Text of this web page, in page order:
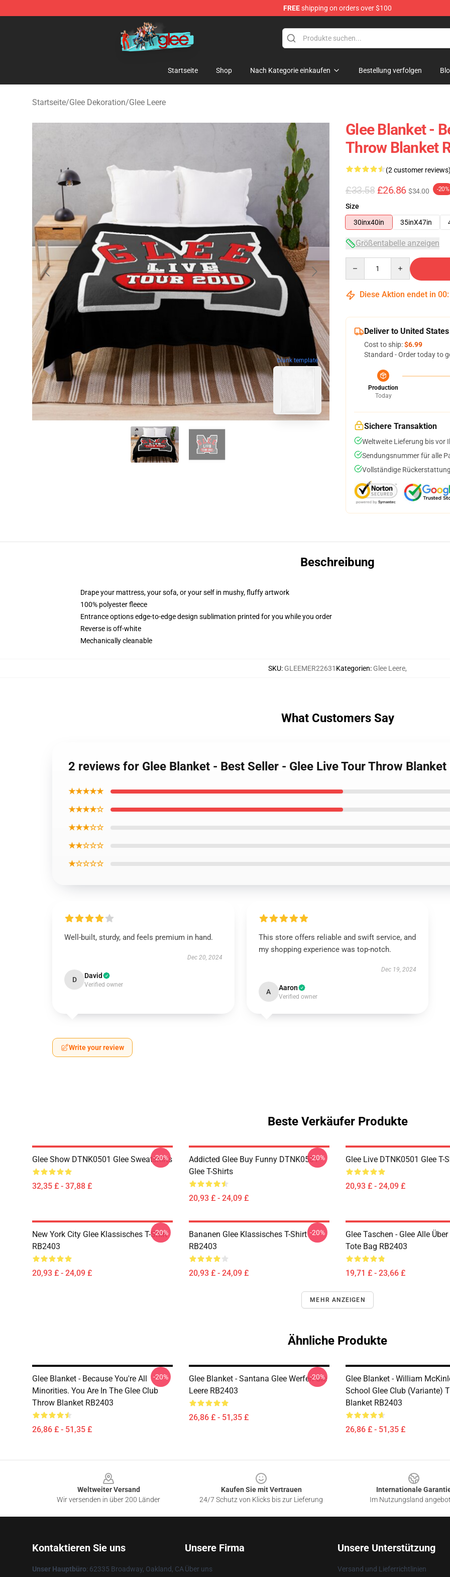
FREEshipping on orders over $100
Glee Store - Official Glee Merchandise Shop
Startseite Shop Nach Kategorie einkaufen Bestellung verfolgen
Startseite/Glee Dekoration/Glee Leere
blank template
Glee Blanket -
Throw Blanket
(2 customer reviews)
£33.58 £26.86 $34.00 -20%
Size
30inx40in
35inX47in
Größentabelle anzeigen
Diese Aktion endet in 00:
Deliver to United States
Cost to ship:$6.99
Standard - Order today to
Production
Today
Sichere Transaktion
Weltweite Lieferung bis vor
Sendungsnummer für alle
Vollständige
Beschreibung
Drape your mattress, your sofa, or your self in mushy, fluffy artwork
100% polyester fleece
Entrance options edge-to-edge design sublimation printed for you while you order
Reverse is off-white
Mechanically cleanable
SKU: GLEEMER22631 Kategorien: Glee Leere,
What Customers Say
2 reviews for Glee Blanket - Best Seller - Glee Live Tour Throw Blanket
★★★★★
★★★★☆
★★★☆☆
★★☆☆☆
★☆☆☆☆
Well-built, sturdy, and feels premium in hand.
Dec 20, 2024
D David
Verified owner
This store offers reliable and swift service, and
my shopping experience was top-notch.
Dec 19, 2024
A Aaron
Verified owner
Write your review
Beste Verkäufer Produkte
Glee Show DTNK0501 Glee Sweatshirts
32,35 £ - 37,88 £
-20%
Addicted Glee Buy Funny DTNK0501
Glee T-Shirts
20,93 £ - 24,09 £
-20% Glee Live DTNK0501 Glee T-
20,93 £ - 24,09 £
New York City Glee Klassisches T-Shirt
RB2403
20,93 £ - 24,09 £
-20%
Bananen Glee Klassisches T-Shirt
RB2403
20,93 £ - 24,09 £
-20%
Glee Taschen - Glee Alle
Tote Bag RB2403
19,71 £ - 23,66 £
MEHR ANZEIGEN
Ähnliche Produkte
Glee Blanket - Because You're All
Minorities. You Are In The Glee Club
Throw Blanket RB2403
26,86 £ - 51,35 £
-20%
Glee Blanket - Santana Glee Werfen Sie
Leere RB2403
26,86 £ - 51,35 £
-20%
Glee Blanket - William
School Glee Club (Variante)
Blanket RB2403
26,86 £ - 51,35 £
Weltweiter Versand
Wir versenden in über 200 Länder
Kaufen Sie mit Vertrauen
24/7 Schutz von Klicks bis zur Lieferung
Internationale
Im Nutzungsland
Kontaktieren Sie uns
Unser Hauptbüro: 62335 Broadway, Oakland, CA
Unsere Firma
Über uns
Unsere Unterstützung
Versand und Lieferrichtlinien